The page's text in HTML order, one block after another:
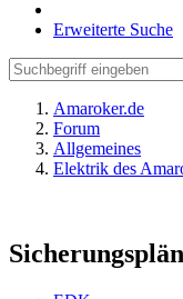
Erweiterte Suche
Amaroker.de
Forum
Allgemeines
Elektrik des